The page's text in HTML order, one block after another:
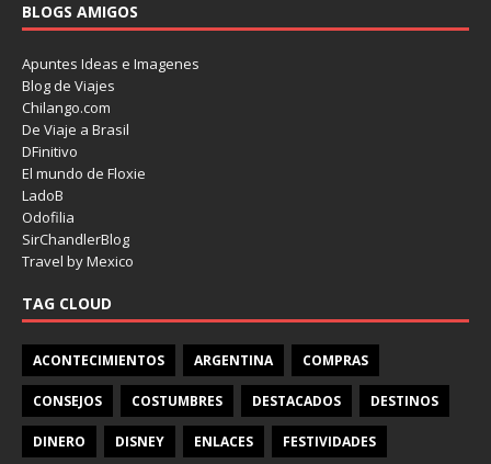
BLOGS AMIGOS
Apuntes Ideas e Imagenes
Blog de Viajes
Chilango.com
De Viaje a Brasil
DFinitivo
El mundo de Floxie
LadoB
Odofilia
SirChandlerBlog
Travel by Mexico
TAG CLOUD
ACONTECIMIENTOS ARGENTINA COMPRAS
CONSEJOS COSTUMBRES DESTACADOS DESTINOS
DINERO DISNEY ENLACES FESTIVIDADES